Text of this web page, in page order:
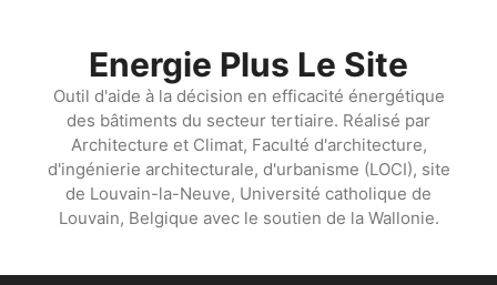
Energie Plus Le Site
Outil d'aide à la décision en efficacité énergétique
des bâtiments du secteur tertiaire. Réalisé par
Architecture et Climat, Faculté d'architecture,
d'ingénierie architecturale, d'urbanisme (LOCI), site
de Louvain-la-Neuve, Université catholique de
Louvain, Belgique avec le soutien de la Wallonie.